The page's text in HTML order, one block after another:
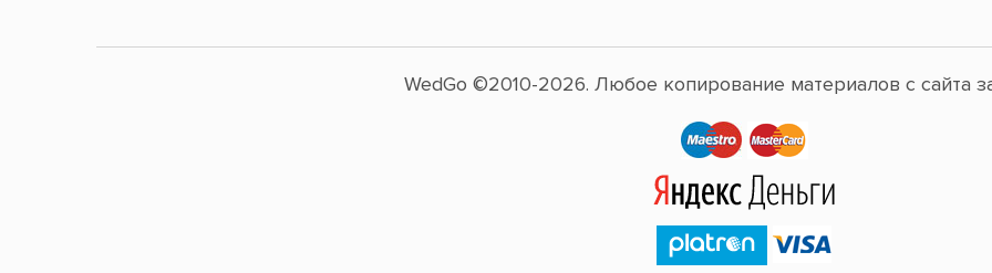
WedGo ©2010-2026. Любое копирование материалов с сайта